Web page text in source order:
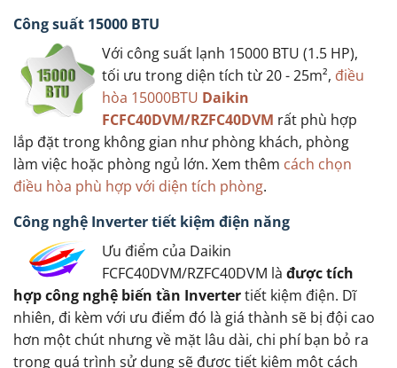
Công suất 15000 BTU
Với công suất lạnh 15000 BTU (1.5 HP),
tối ưu trong diện tích từ 20 - 25m², điều
hòa 15000BTU Daikin
FCFC40DVM/RZFC40DVM rất phù hợp
lắp đặt trong không gian như phòng khách, phòng
làm việc hoặc phòng ngủ lớn. Xem thêm cách chọn
điều hòa phù hợp với diện tích phòng.
Công nghệ Inverter tiết kiệm điện năng
Ưu điểm của Daikin
FCFC40DVM/RZFC40DVM là được tích
hợp công nghệ biến tần Invertertiết kiệm điện. Dĩ
nhiên, đi kèm với ưu điểm đó là giá thành sẽ bị đội cao
hơn một chút nhưng về mặt lâu dài, chi phí bạn bỏ ra
trong quá trình sử dụng sẽ được tiết kiệm một cách